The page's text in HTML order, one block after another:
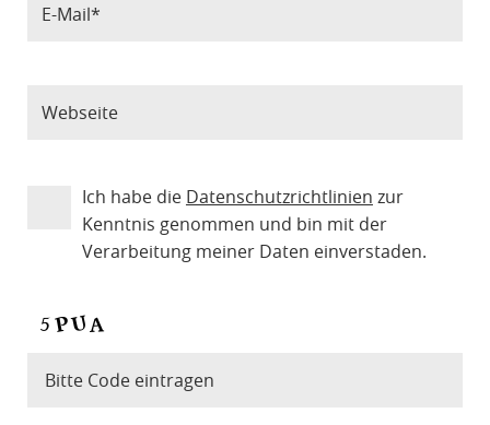
Ich habe die Datenschutzrichtlinien zur
Kenntnis genommen und bin mit der
Verarbeitung meiner Daten einverstaden.